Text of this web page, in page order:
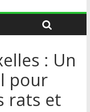
: Un
pour
rats et